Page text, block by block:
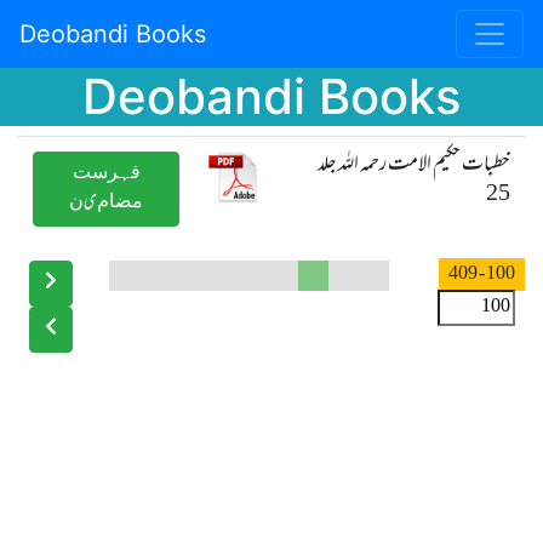
Deobandi Books
Deobandi Books
خطبات حکیم الامت رحمہ اللہ جلد
25
ﻓﮩﺮﺳﺖ
ﻣﻀﺎﻡیﻥ
100
- 409